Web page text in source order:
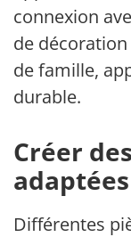
connexion
de décoration
de famille,
durable.
Créer
Différentes